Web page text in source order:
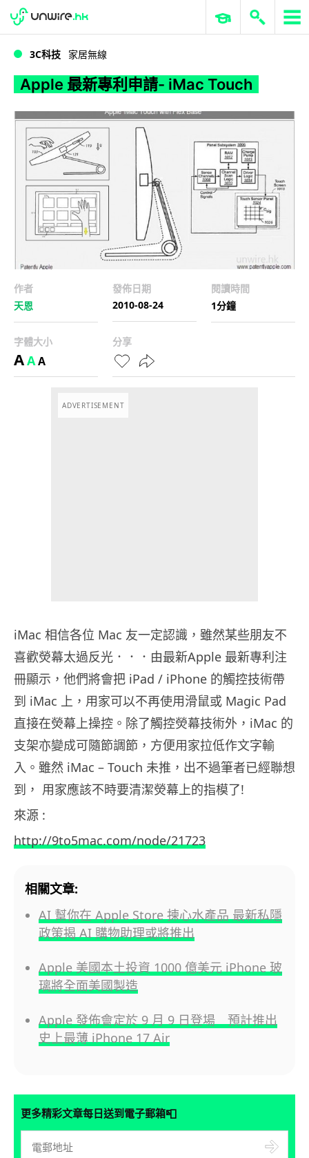
Apple 最新專利申請- iMac Touch
WWDC 2026 ERP 與商業 AI
3C科技 家居無線
Apple 最新專利申請- iMac Touch
作者
天恩
發佈日期
2010-08-24
閱讀時間
1分鐘
字體大小
AAA
分享
ADVERTISEMENT
iMac 相信各位 Mac 友一定認識，雖然某些朋友不
喜歡熒幕太過反光．．．由最新Apple 最新專利注
冊顯示，他們將會把 iPad / iPhone 的觸控技術帶
到 iMac 上，用家可以不再使用滑鼠或 Magic Pad
直接在熒幕上操控。除了觸控熒幕技術外，iMac 的
支架亦變成可隨節調節，方便用家拉低作文字輸
入。雖然 iMac – Touch 未推，出不過筆者已經聯想
到， 用家應該不時要清潔熒幕上的指模了!
來源 :
http://9to5mac.com/node/21723
相關文章:
AI 幫你在 Apple Store 揀心水產品 最新私隱
政策揭 AI 購物助理或將推出
Apple 美國本土投資 1000 億美元 iPhone 玻
璃將全面美國製造
Apple 發佈會定於 9 月 9 日登場 預計推出
史上最薄 iPhone 17 Air
更多精彩文章每日送到電子郵箱📮